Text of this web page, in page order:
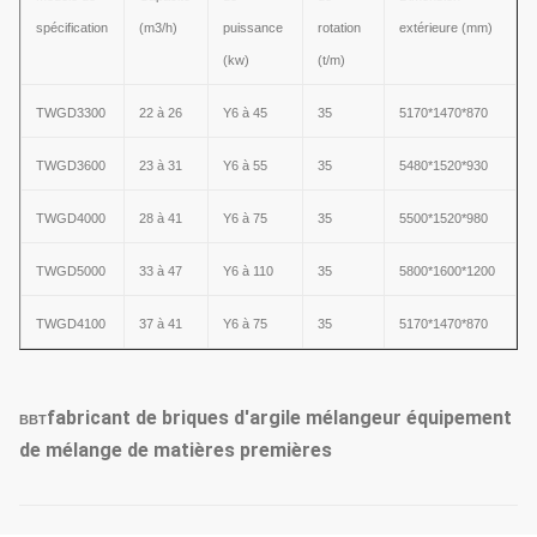
spécification (m3/h) puissance
(kw)
rotation
(t/m)
extérieure (mm)
TWGD3300 22 à 26 Y6 à 45 35 5170*1470*870
TWGD3600 23 à 31 Y6 à 55 35 5480*1520*930
TWGD4000 28 à 41 Y6 à 75 35 5500*1520*980
TWGD5000 33 à 47 Y6 à 110 35 5800*1600*1200
TWGD4100 37 à 41 Y6 à 75 35 5170*1470*870
BBTfabricant de briques d'argile mélangeur équipement
de mélange de matières premières